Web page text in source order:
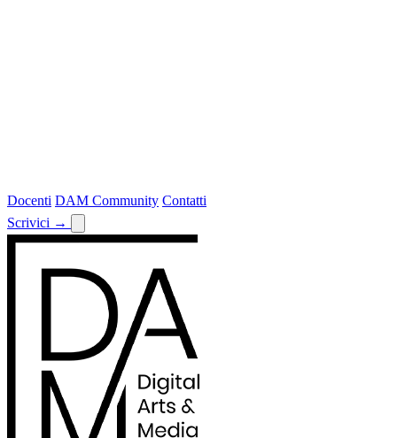
Docenti DAM Community Contatti
Scrivici →